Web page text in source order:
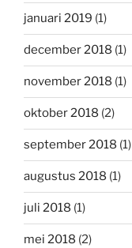
januari 2019 (1)
december 2018 (1)
november 2018 (1)
oktober 2018 (2)
september 2018 (1)
augustus 2018 (1)
juli 2018 (1)
mei 2018 (2)